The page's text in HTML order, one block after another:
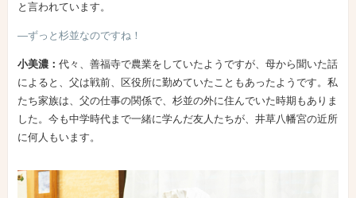
と言われています。
―ずっと杉並なのですね！
小美濃： 代々、善福寺で農業をしていたようですが、母から聞いた話
によると、父は戦前、区役所に勤めていたこともあったようです。私
たち家族は、父の仕事の関係で、杉並の外に住んでいた時期もありま
した。今も中学時代まで一緒に学んだ友人たちが、井草八幡宮の近所
に何人もいます。